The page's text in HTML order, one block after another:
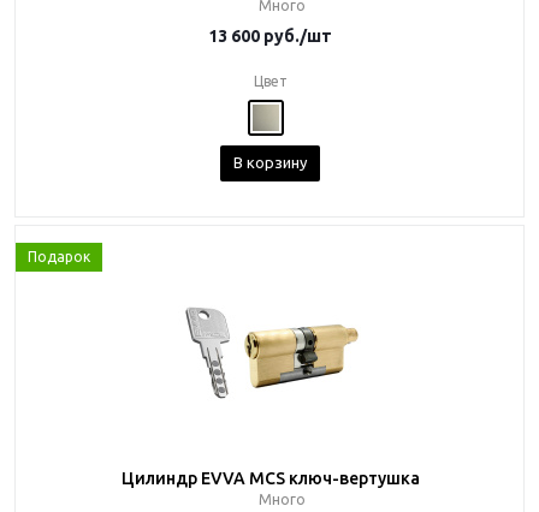
Много
13 600 руб./шт
Цвет
В корзину
Подарок
Цилиндр EVVA MCS ключ-вертушка
Много